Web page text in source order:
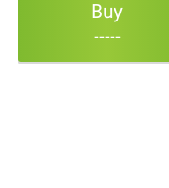
Buy
-----